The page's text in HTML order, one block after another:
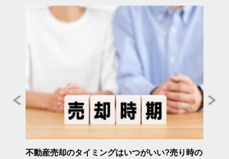
不動産売却のタイミングはいつがいい?売り時の